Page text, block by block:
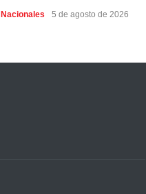
Nacionales 5 de agosto de 2026